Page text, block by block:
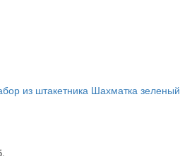
из штакетника Шахматка зеленый